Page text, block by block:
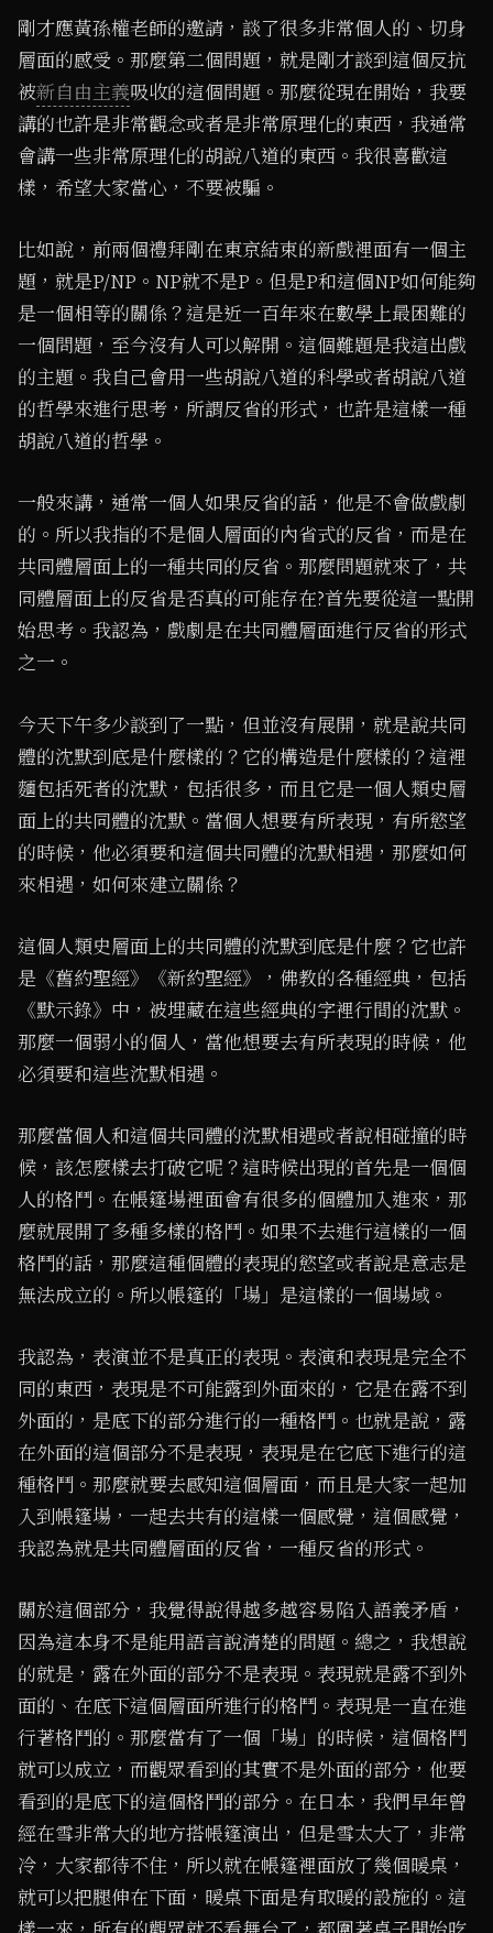
剛才應黃孫權老師的邀請，談了很多非常個人的、切身
層面的感受。那麼第二個問題，就是剛才談到這個反抗
被新自由主義吸收的這個問題。那麼從現在開始，我要
講的也許是非常觀念或者是非常原理化的東西，我通常
會講一些非常原理化的胡說八道的東西。我很喜歡這
樣，希望大家當心，不要被騙。
比如說，前兩個禮拜剛在東京結束的新戲裡面有一個主
題，就是P/NP。NP就不是P。但是P和這個NP如何能夠
是一個相等的關係？這是近一百年來在數學上最困難的
一個問題，至今沒有人可以解開。這個難題是我這出戲
的主題。我自己會用一些胡說八道的科學或者胡說八道
的哲學來進行思考，所謂反省的形式，也許是這樣一種
胡說八道的哲學。
一般來講，通常一個人如果反省的話，他是不會做戲劇
的。所以我指的不是個人層面的內省式的反省，而是在
共同體層面上的一種共同的反省。那麼問題就來了，共
同體層面上的反省是否真的可能存在?首先要從這一點開
始思考。我認為，戲劇是在共同體層面進行反省的形式
之一。
今天下午多少談到了一點，但並沒有展開，就是說共同
體的沈默到底是什麼樣的？它的構造是什麼樣的？這裡
麵包括死者的沈默，包括很多，而且它是一個人類史層
面上的共同體的沈默。當個人想要有所表現，有所慾望
的時候，他必須要和這個共同體的沈默相遇，那麼如何
來相遇，如何來建立關係？
這個人類史層面上的共同體的沈默到底是什麼？它也許
是《舊約聖經》《新約聖經》，佛教的各種經典，包括
《默示錄》中，被埋藏在這些經典的字裡行間的沈默。
那麼一個弱小的個人，當他想要去有所表現的時候，他
必須要和這些沈默相遇。
那麼當個人和這個共同體的沈默相遇或者說相碰撞的時
候，該怎麼樣去打破它呢？這時候出現的首先是一個個
人的格鬥。在帳篷場裡面會有很多的個體加入進來，那
麼就展開了多種多樣的格鬥。如果不去進行這樣的一個
格鬥的話，那麼這種個體的表現的慾望或者說是意志是
無法成立的。所以帳篷的「場」是這樣的一個場域。
我認為，表演並不是真正的表現。表演和表現是完全不
同的東西，表現是不可能露到外面來的，它是在露不到
外面的，是底下的部分進行的一種格鬥。也就是說，露
在外面的這個部分不是表現，表現是在它底下進行的這
種格鬥。那麼就要去感知這個層面，而且是大家一起加
入到帳篷場，一起去共有的這樣一個感覺，這個感覺，
我認為就是共同體層面的反省，一種反省的形式。
關於這個部分，我覺得說得越多越容易陷入語義矛盾，
因為這本身不是能用語言說清楚的問題。總之，我想說
的就是，露在外面的部分不是表現。表現就是露不到外
面的、在底下這個層面所進行的格鬥。表現是一直在進
行著格鬥的。那麼當有了一個「場」的時候，這個格鬥
就可以成立，而觀眾看到的其實不是外面的部分，他要
看到的是底下的這個格鬥的部分。在日本，我們早年曾
經在雪非常大的地方搭帳篷演出，但是雪太大了，非常
冷，大家都待不住，所以就在帳篷裡面放了幾個暖桌，
就可以把腿伸在下面，暖桌下面是有取暖的設施的。這